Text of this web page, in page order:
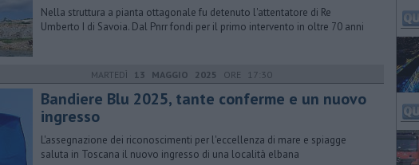
Nella struttura a pianta ottagonale fu detenuto l'attentatore di Re
Umberto I di Savoia. Dal Pnrr fondi per il primo intervento in oltre 70 anni
MARTEDÌ 13 MAGGIO 2025 ORE 17:30
Bandiere Blu 2025, tante conferme e un nuovo
ingresso
L'assegnazione dei riconoscimenti per l'eccellenza di mare e spiagge
saluta in Toscana il nuovo ingresso di una località elbana